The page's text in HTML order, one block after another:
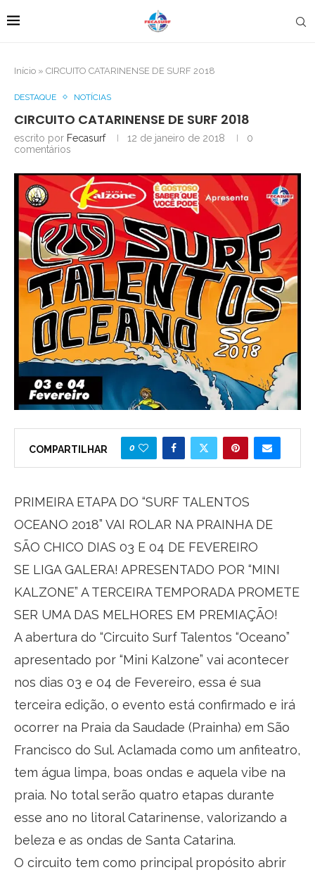
Início » CIRCUITO CATARINENSE DE SURF 2018
DESTAQUE NOTÍCIAS
CIRCUITO CATARINENSE DE SURF 2018
escrito por Fecasurf 12 de janeiro de 2018
0
comentários
COMPARTILHAR 0
PRIMEIRA ETAPA DO “SURF TALENTOS
OCEANO 2018” VAI ROLAR NA PRAINHA DE
SÃO CHICO DIAS 03 E 04 DE FEVEREIRO
SE LIGA GALERA! APRESENTADO POR “MINI
KALZONE” A TERCEIRA TEMPORADA PROMETE
SER UMA DAS MELHORES EM PREMIAÇÃO!
A abertura do “Circuito Surf Talentos “Oceano”
apresentado por “Mini Kalzone” vai acontecer
nos dias 03 e 04 de Fevereiro, essa é sua
terceira edição, o evento está confirmado e irá
ocorrer na Praia da Saudade (Prainha) em São
Francisco do Sul. Aclamada como um anfiteatro,
tem água limpa, boas ondas e aquela vibe na
praia. No total serão quatro etapas durante
esse ano no litoral Catarinense, valorizando a
beleza e as ondas de Santa Catarina.
O circuito tem como principal propósito abrir